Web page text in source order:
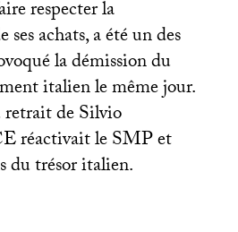
respecter la
achats, a été un des
la démission du
italien le même jour.
retrait de Silvio
réactivait leSMPet
du trésor italien.